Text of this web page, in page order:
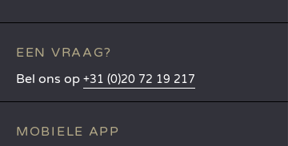
EEN VRAAG?
Bel ons op +31 (0)20 72 19 217
MOBIELE APP